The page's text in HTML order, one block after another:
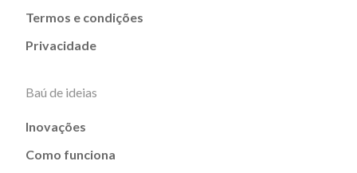
Termos e condições
Privacidade
Baú de ideias
Inovações
Como funciona